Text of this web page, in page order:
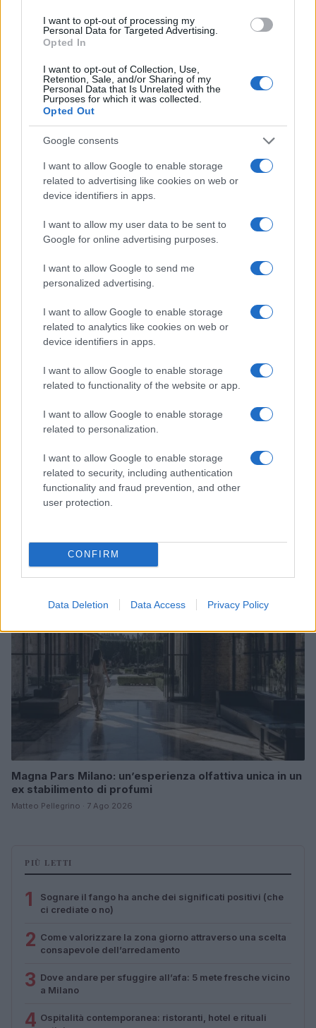
I want to opt-out of processing my
Personal Data for Targeted Advertising.
Opted In
I want to opt-out of Collection, Use,
Retention, Sale, and/or Sharing of my
Personal Data that Is Unrelated with the
Purposes for which it was collected.
Opted Out
Google consents
I want to allow Google to enable storage
related to advertising like cookies on web or
device identifiers in apps.
I want to allow my user data to be sent to
Google for online advertising purposes.
I want to allow Google to send me
personalized advertising.
I want to allow Google to enable storage
related to analytics like cookies on web or
device identifiers in apps.
I want to allow Google to enable storage
related to functionality of the website or app.
I want to allow Google to enable storage
related to personalization.
I want to allow Google to enable storage
related to security, including authentication
functionality and fraud prevention, and other
user protection.
CONFIRM
Data Deletion Data Access Privacy Policy
Continua a leggere
Copenhagen: un mix di comfort e stile
Matteo Pellegrino · 7 Ago 2026
LIFESTYLE
Magna Pars Milano: un’esperienza olfattiva unica in un
ex stabilimento di profumi
Matteo Pellegrino · 7 Ago 2026
PIÙ LETTI
1
Sognare il fango ha anche dei significati positivi (che
ci crediate o no)
2 Come valorizzare la zona giorno attraverso una scelta
consapevole dell’arredamento
3 Dove andare per sfuggire all’afa: 5 mete fresche vicino
a Milano
4 Ospitalità contemporanea: ristoranti, hotel e rituali